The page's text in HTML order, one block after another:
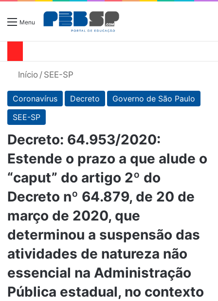
Menu
Início / SEE-SP
Coronavírus Decreto
Governo de São Paulo
SEE-SP
Decreto: 64.953/2020:
Estende o prazo a que alude o
“caput” do artigo 2º do
Decreto nº 64.879, de 20 de
março de 2020, que
determinou a suspensão das
atividades de natureza não
essencial na Administração
Pública estadual, no contexto